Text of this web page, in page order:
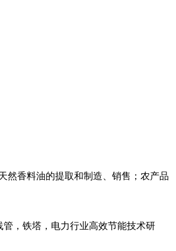
然香料油的提取和制造、销售；农产品
，铁塔，电力行业高效节能技术研